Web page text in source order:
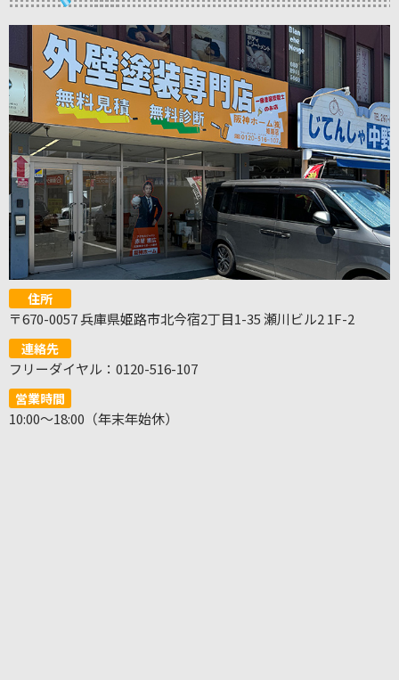
住所
〒670-0057 兵庫県姫路市北今宿2丁目1-35 瀬川ビル2 1F-2
連絡先
フリーダイヤル：0120-516-107
営業時間
10:00～18:00（年末年始休）